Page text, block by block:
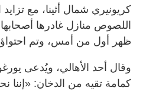
كريونيري شمال أثينا، مع
اللصوص منازل غادرها
ظهر أول من أمس، وتم
وقال أحد الأهالي، ويُدعى
كمامة تقيه من الدخان: «إننا